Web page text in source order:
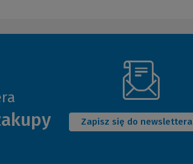
Zapisz się do newslettera
okno)